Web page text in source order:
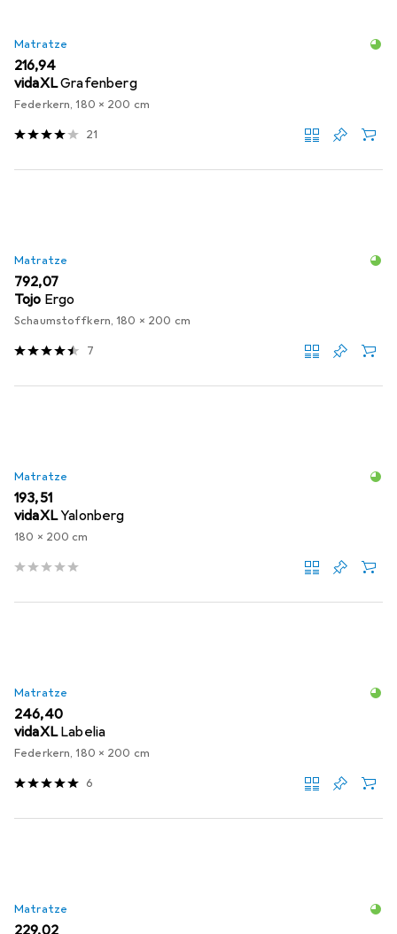
Matratze
EUR
216,94
vidaXLGrafenberg
Federkern, 180 x 200 cm
21
Matratze
EUR
792,07
Tojo Ergo
Schaumstoffkern, 180 x 200 cm
7
Matratze
EUR
193,51
vidaXLYalonberg
180 x 200 cm
Matratze
EUR
246,40
vidaXL Labelia
Federkern, 180 x 200 cm
6
Matratze